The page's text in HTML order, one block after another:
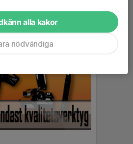
alla kakor
nödvändiga